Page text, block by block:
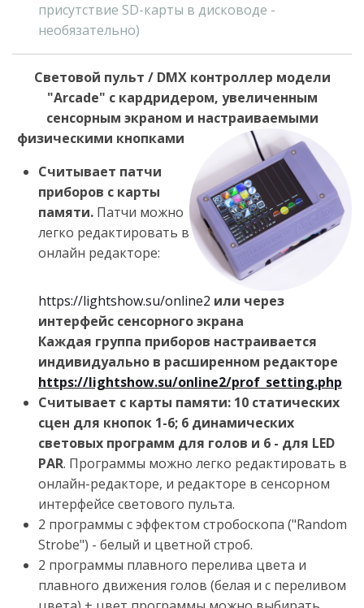
присутствие SD-карты в дисководе -
необязательно)
Световой пульт / DMX контроллер модели
"Arcade" с кардридером, увеличенным
сенсорным экраном и настраиваемыми
физическими кнопками
Считывает патчи
приборов с карты
памяти. Патчи можно
легко редактировать в
онлайн редакторе:
https://lightshow.su/online2 или через
интерфейс сенсорного экрана
Каждая группа приборов настраивается
индивидуально в расширенном редакторе
https://lightshow.su/online2/prof_setting.php
Считывает с карты памяти: 10 статических
сцен для кнопок 1-6; 6 динамических
световых программ для голов и 6 - для LED
PAR. Программы можно легко редактировать в
онлайн-редакторе, и редакторе в сенсорном
интерфейсе светового пульта.
2 программы с эффектом стробоскопа ("Random
Strobe") - белый и цветной строб.
2 программы плавного перелива цвета и
плавного движения голов (белая и с переливом